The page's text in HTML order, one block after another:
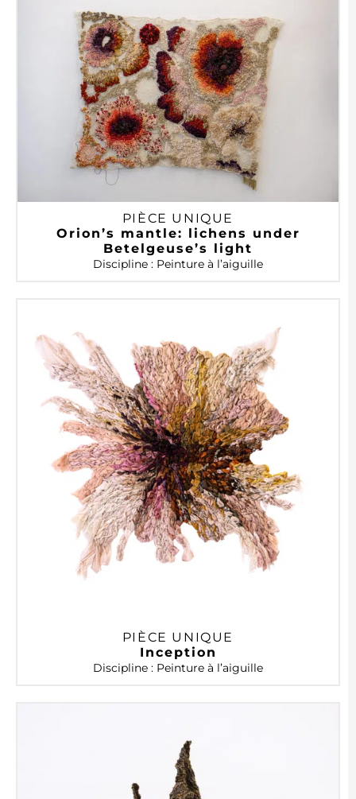
PIÈCE UNIQUE
Orion’s mantle: lichens under
Betelgeuse’s light
Discipline : Peinture à l’aiguille
PIÈCE UNIQUE
Inception
Discipline : Peinture à l’aiguille